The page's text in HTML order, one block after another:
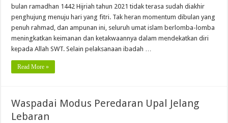
bulan ramadhan 1442 Hijriah tahun 2021 tidak terasa sudah diakhir
penghujung menuju hari yang fitri. Tak heran momentum dibulan yang
penuh rahmad, dan ampunan ini, seluruh umat islam berlomba-lomba
meningkatkan keimanan dan ketakwaannya dalam mendekatkan diri
kepada Allah SWT. Selain pelaksanaan ibadah …
Read More »
Waspadai Modus Peredaran Upal Jelang
Lebaran